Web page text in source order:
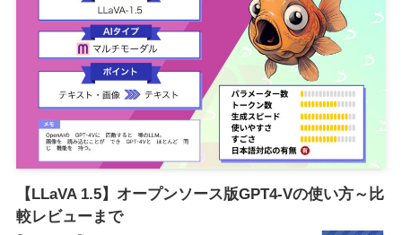
【LLaVA 1.5】オープンソース版GPT4-Vの使い方～比
較レビューまで